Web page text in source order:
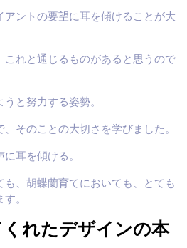
アントの要望に耳を傾けることが大
れと通じるものがあると思うので
と努力する姿勢。
そのことの大切さを学びました。
耳を傾ける。
、胡蝶蘭育てにおいても、とても
。
れたデザインの本